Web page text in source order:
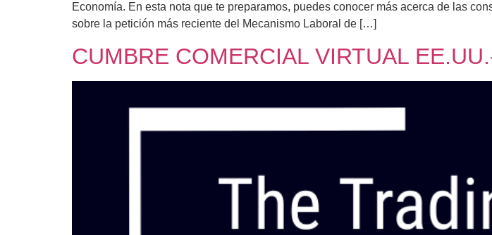
Economía. En esta nota que te preparamos, puedes conocer más acerca de las
sobre la petición más reciente del Mecanismo Laboral de […]
CUMBRE COMERCIAL VIRTUAL